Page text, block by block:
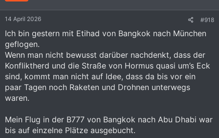
:
14 April 2026 #918
Ich bin gestern mit Etihad von Bangkok nach München
geflogen.
Wenn man nicht bewusst darüber nachdenkt, dass der
Konfliktherd und die Straße von Hormus quasi um’s Eck
sind, kommt man nicht auf Idee, dass da bis vor ein
paar Tagen noch Raketen und Drohnen unterwegs
waren.
Mein Flug in der B777 von Bangkok nach Abu Dhabi war
bis auf einzelne Plätze ausgebucht.